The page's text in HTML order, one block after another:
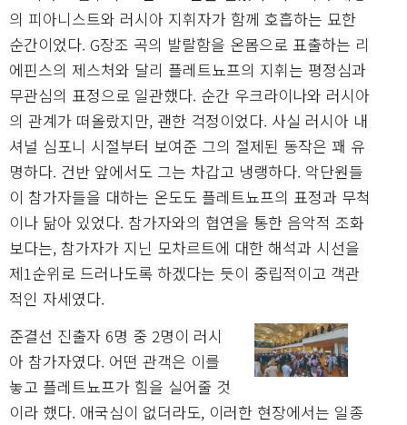
의 피아니스트와 러시아 지휘자가 함께 호흡하는 묘한
순간이었다. G장조 곡의 발랄함을 온몸으로 표출하는 리
에핀스의 제스처와 달리 플레트뇨프의 지휘는 평정심과
무관심의 표정으로 일관했다. 순간 우크라이나와 러시아
의 관계가 떠올랐지만, 괜한 걱정이었다. 사실 러시아 내
셔널 심포니 시절부터 보여준 그의 절제된 동작은 꽤 유
명하다. 건반 앞에서도 그는 차갑고 냉랭하다. 악단원들
이 참가자들을 대하는 온도도 플레트뇨프의 표정과 무척
이나 닮아 있었다. 참가자와의 협연을 통한 음악적 조화
보다는, 참가자가 지닌 모차르트에 대한 해석과 시선을
제1순위로 드러나도록 하겠다는 듯이 중립적이고 객관
적인 자세였다.
준결선 진출자 6명 중 2명이 러시
아 참가자였다. 어떤 관객은 이를
놓고 플레트뇨프가 힘을 실어줄 것
이라 했다. 애국심이 없더라도, 이러한 현장에서는 일종